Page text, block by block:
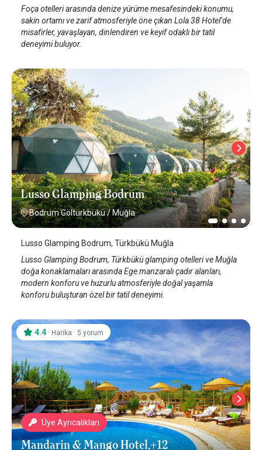
Foça otelleri arasında denize yürüme mesafesindeki konumu,
sakin ortamı ve zarif atmosferiyle öne çıkan Lola 38 Hotel’de
misafirler, yavaşlayan, dinlendiren ve keyif odaklı bir tatil
deneyimi buluyor.
Lusso Glamping Bodrum
Bodrum Göltürkbükü/ Muğla
Lusso Glamping Bodrum, Türkbükü Muğla
Lusso Glamping Bodrum, Türkbükü glamping otelleri ve Muğla
doğa konaklamaları arasında Ege manzaralı çadır alanları,
modern konforu ve huzurlu atmosferiyle doğal yaşamla
konforu buluşturan özel bir tatil deneyimi.
Üye Ayrıcalıkları
Mandarin & Mango Hotel,+12
4.4 · Harika · 5 yorum